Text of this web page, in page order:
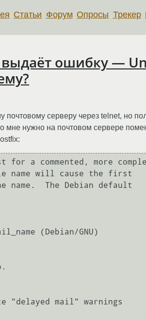
Статьи Форум Опросы Трекер
ошибку —
почтовому серверу через telnet, но
мне нужно на почтовом сервере
a commented, more
name will cause the first
The Debian default
(Debian/GNU)
"delayed mail" warnings